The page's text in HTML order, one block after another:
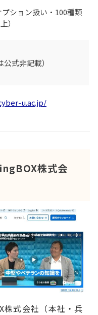
ション扱い・100種類
）
式非記載）
u.ac.jp/
株式会
式会社（本社・兵